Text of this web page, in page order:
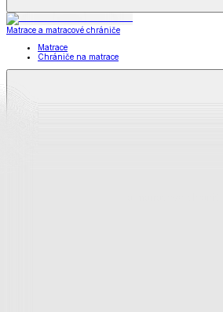
Matrace a matracové chrániče
Matrace
Chrániče na matrace